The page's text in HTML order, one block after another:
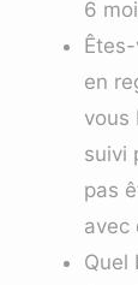
6
Êtes-
en
vous
suivi
pas
avec
Quel